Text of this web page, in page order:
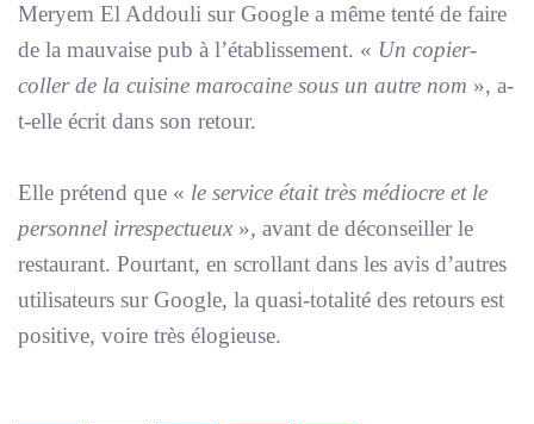
Meryem El Addouli sur Google a même tenté de faire
de la mauvaise pub à l’établissement. « Un copier-
coller de la cuisine marocaine sous un autre nom », a-
t-elle écrit dans son retour.
Elle prétend que « le service était très médiocre et le
personnel irrespectueux», avant de déconseiller le
restaurant. Pourtant, en scrollant dans les avis d’autres
utilisateurs sur Google, la quasi-totalité des retours est
positive, voire très élogieuse.